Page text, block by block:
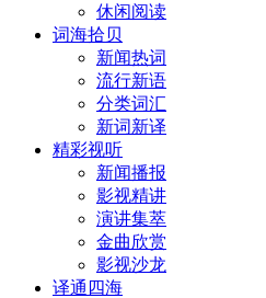
休闲阅读
词海拾贝
新闻热词
流行新语
分类词汇
新词新译
精彩视听
新闻播报
影视精讲
演讲集萃
金曲欣赏
影视沙龙
译通四海